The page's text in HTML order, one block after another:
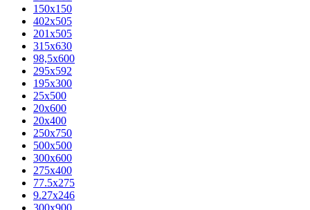
150x150
402x505
201x505
315x630
98,5х600
295x592
195х300
25x500
20х600
20х400
250x750
500x500
300x600
275x400
77.5х275
9.27x246
300x900